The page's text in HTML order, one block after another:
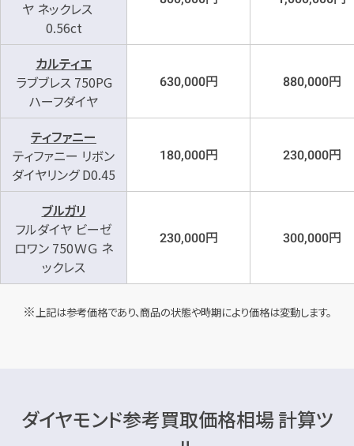
ヤ ネックレス
0.56ct
カルティエ
ラブブレス 750PG
ハーフダイヤ
630,000円 880,000円
ティファニー
ティファニー リボン
ダイヤリング D0.45
180,000円 230,000円
ブルガリ
フルダイヤ ビーゼ
ロワン 750ＷＧ ネ
ックレス
230,000円 300,000円
上記は参考価格であり、商品の状態や時期により価格は変動します。
ダイヤモンド参考買取価格相場 計算ツ